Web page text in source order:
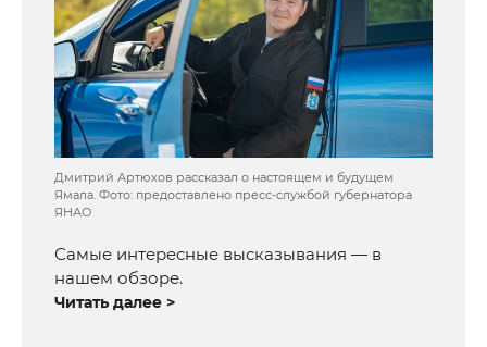
Дмитрий Артюхов рассказал о настоящем и будущем
Ямала. Фото: предоставлено пресс-службой губернатора
ЯНАО
Самые интересные высказывания — в
нашем обзоре.
Читать далее >